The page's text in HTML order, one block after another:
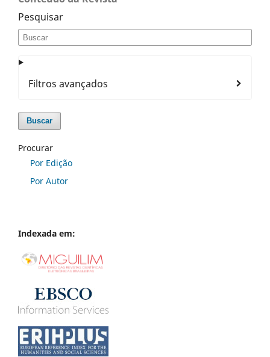
Pesquisar
Filtros avançados
Buscar
Procurar
Por Edição
Por Autor
Indexada em: